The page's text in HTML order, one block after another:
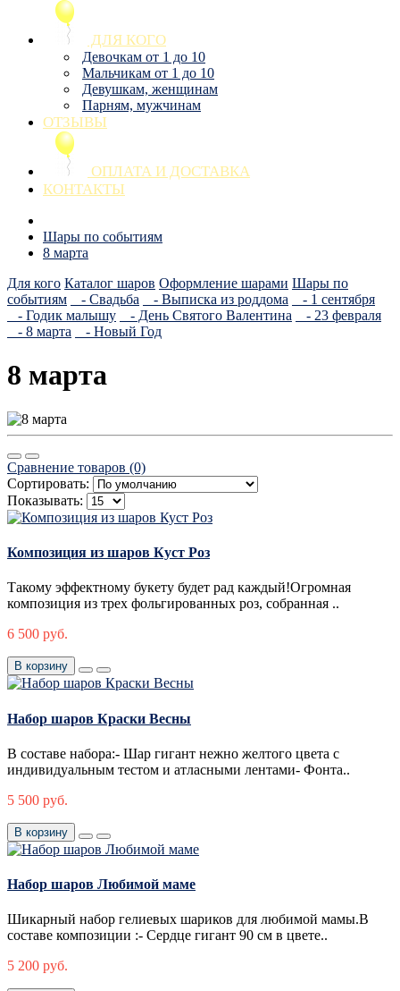
ДЛЯ КОГО
Девочкам от 1 до 10
Мальчикам от 1 до 10
Девушкам, женщинам
Парням, мужчинам
ОТЗЫВЫ
ОПЛАТА И ДОСТАВКА
КОНТАКТЫ
Шары по событиям
8 марта
Для кого Каталог шаров Оформление шарами Шары по
событиям
- Свадьба - Выписка из роддома
- 1 сентября
- Годик малышу
- День Святого Валентина
- 23 февраля
- 8 марта
- Новый Год
8 марта
Сравнение товаров (0)
Сортировать:
Показывать:
Композиция из шаров Куст Роз
Такому эффектному букету будет рад каждый!Огромная
композиция из трех фольгированных роз, собранная ..
6 500 руб.
В корзину
Набор шаров Краски Весны
В составе набора:- Шар гигант нежно желтого цвета с
индивидуальным тестом и атласными лентами- Фонта..
5 500 руб.
В корзину
Набор шаров Любимой маме
Шикарный набор гелиевых шариков для любимой мамы.В
составе композиции :- Сердце гигант 90 см в цвете..
5 200 руб.